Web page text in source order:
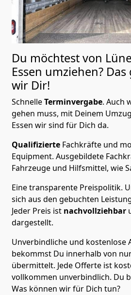
Du möchtest von
Essen umziehen?
wir Dir!
SchnelleTerminvergabe. Auch
gehen muss, mit Deinem
Essen wir sind für Dich da.
Qualifizierte Fachkräfte und
Equipment. Ausgebildete
Fahrzeuge und Hilfsmittel, wie
Eine transparente Preispolitik.
sich aus den gebuchten
Jeder Preis ist nachvollziehbar
dargestellt.
Unverbindliche und kostenlose
bekommst Du innerhalb von
übermittelt. Jede Offerte ist
vollkommen unverbindlich. Du
Was können wir für Dich tun?